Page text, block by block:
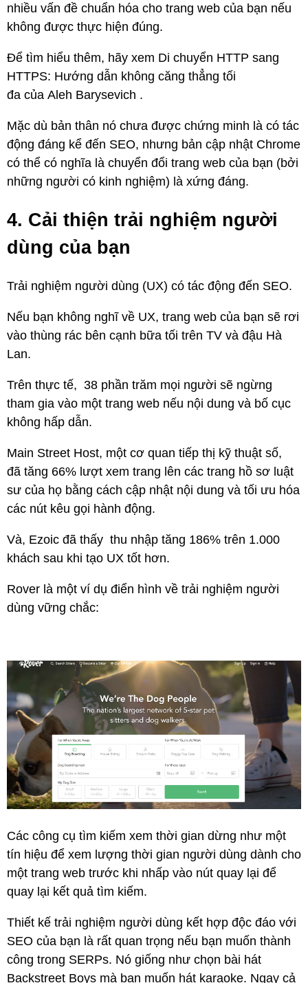
nhiều vấn đề chuẩn hóa cho trang web của bạn nếu
không được thực hiện đúng.
Để tìm hiểu thêm, hãy xem Di chuyển HTTP sang
HTTPS: Hướng dẫn không căng thẳng tối
đa của Aleh Barysevich .
Mặc dù bản thân nó chưa được chứng minh là có tác
động đáng kể đến SEO, nhưng bản cập nhật Chrome
có thể có nghĩa là chuyển đổi trang web của bạn (bởi
những người có kinh nghiệm) là xứng đáng.
4. Cải thiện trải nghiệm người
dùng của bạn
Trải nghiệm người dùng (UX) có tác động đến SEO.
Nếu bạn không nghĩ về UX, trang web của bạn sẽ rơi
vào thùng rác bên cạnh bữa tối trên TV và đậu Hà
Lan.
Trên thực tế, 38 phần trăm mọi người sẽ ngừng
tham gia vào một trang web nếu nội dung và bố cục
không hấp dẫn.
Main Street Host, một cơ quan tiếp thị kỹ thuật số,
đã tăng 66% lượt xem trang lên các trang hồ sơ luật
sư của họ bằng cách cập nhật nội dung và tối ưu hóa
các nút kêu gọi hành động.
Và, Ezoic đã thấy thu nhập tăng 186% trên 1.000
khách sau khi tạo UX tốt hơn.
Rover là một ví dụ điển hình về trải nghiệm người
dùng vững chắc:
Các công cụ tìm kiếm xem thời gian dừng như một
tín hiệu để xem lượng thời gian người dùng dành cho
một trang web trước khi nhấp vào nút quay lại để
quay lại kết quả tìm kiếm.
Thiết kế trải nghiệm người dùng kết hợp độc đáo với
SEO của bạn là rất quan trọng nếu bạn muốn thành
công trong SERPs. Nó giống như chọn bài hát
Backstreet Boys mà bạn muốn hát karaoke. Ngay cả